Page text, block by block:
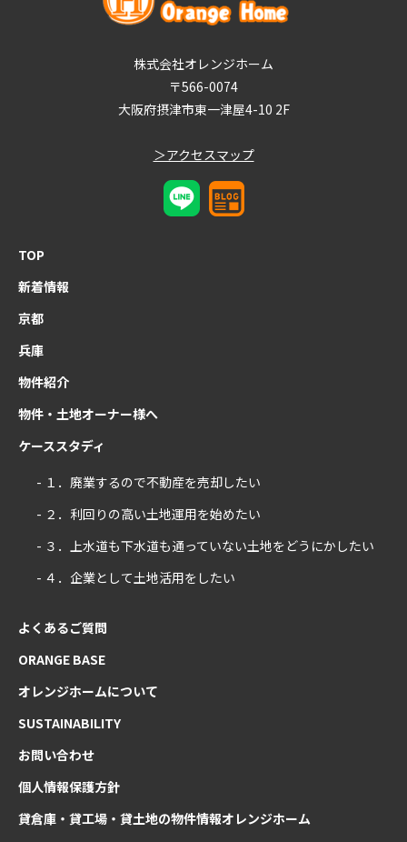
株式会社オレンジホーム
〒566-0074
大阪府摂津市東一津屋4-10 2F
＞アクセスマップ
TOP
新着情報
京都
兵庫
物件紹介
物件・土地オーナー様へ
ケーススタディ
- １．廃業するので不動産を売却したい
- ２．利回りの高い土地運用を始めたい
- ３．上水道も下水道も通っていない土地をどうにかしたい
- ４．企業として土地活用をしたい
よくあるご質問
ORANGE BASE
オレンジホームについて
SUSTAINABILITY
お問い合わせ
個人情報保護方針
貸倉庫・貸工場・貸土地の物件情報オレンジホーム